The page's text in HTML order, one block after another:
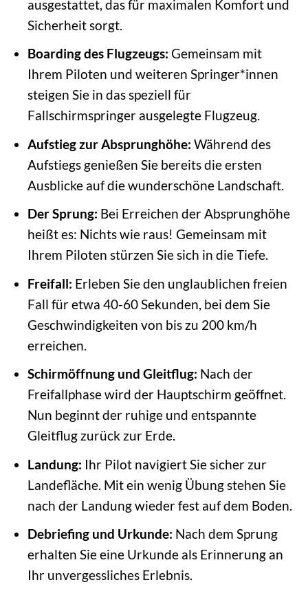
ausgestattet, das für maximalen Komfort und
Sicherheit sorgt.
Boarding des Flugzeugs: Gemeinsam mit
Ihrem Piloten und weiteren Springer*innen
steigen Sie in das speziell für
Fallschirmspringer ausgelegte Flugzeug.
Aufstieg zur Absprunghöhe: Während des
Aufstiegs genießen Sie bereits die ersten
Ausblicke auf die wunderschöne Landschaft.
Der Sprung: Bei Erreichen der Absprunghöhe
heißt es: Nichts wie raus! Gemeinsam mit
Ihrem Piloten stürzen Sie sich in die Tiefe.
Freifall: Erleben Sie den unglaublichen freien
Fall für etwa 40-60 Sekunden, bei dem Sie
Geschwindigkeiten von bis zu 200 km/h
erreichen.
Schirmöffnung und Gleitflug: Nach der
Freifallphase wird der Hauptschirm geöffnet.
Nun beginnt der ruhige und entspannte
Gleitflug zurück zur Erde.
Landung: Ihr Pilot navigiert Sie sicher zur
Landefläche. Mit ein wenig Übung stehen Sie
nach der Landung wieder fest auf dem Boden.
Debriefing und Urkunde: Nach dem Sprung
erhalten Sie eine Urkunde als Erinnerung an
Ihr unvergessliches Erlebnis.